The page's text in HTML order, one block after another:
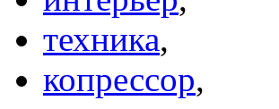
техника,
копрессор,